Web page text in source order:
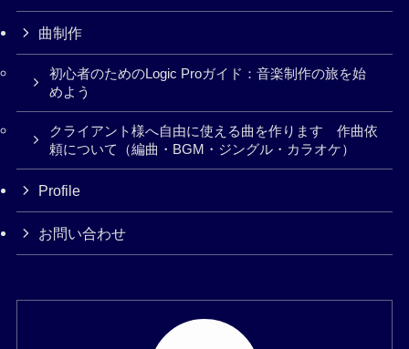
曲制作
初心者のためのLogic Proガイド：音楽制作の旅を始
めよう
クライアント様へ自由に使える曲を作ります 作曲依
頼について（編曲・BGM・ジングル・カラオケ）
Profile
お問い合わせ